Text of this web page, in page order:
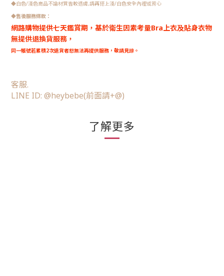
◆白色/淺色商品不論材質皆較透膚,請再搭上淺/白色安全內裡或背心
◆售後服務條款：
網路購物提供七天鑑賞期， 基於衛生因素考量Bra上衣及貼身衣物
無提供退換貨服務，
同一帳號若累積2次退貨者恕無法再提供服務，敬請見諒。
客服.
LINE ID: @heybebe(前面請+@)
了解更多